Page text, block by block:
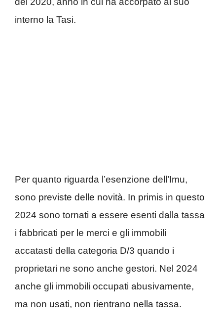
interno la Tasi.
Per quanto riguarda l’esenzione dell’Imu,
sono previste delle novità. In primis in questo
2024 sono tornati a essere esenti dalla tassa
i fabbricati per le merci e gli immobili
accatasti della categoria D/3 quando i
proprietari ne sono anche gestori. Nel 2024
anche gli immobili occupati abusivamente,
ma non usati, non rientrano nella tassa.